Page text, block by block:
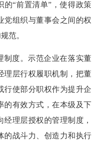
的“前置清单”，使得政策
党组织与董事会之间的权
范。
制度。示范企业在落实董
理层行权履职机制，把董
行使部分职权作为提升企
的有效方式，在本级及下
理层授权的管理制度，
的战斗力、创造力和执行